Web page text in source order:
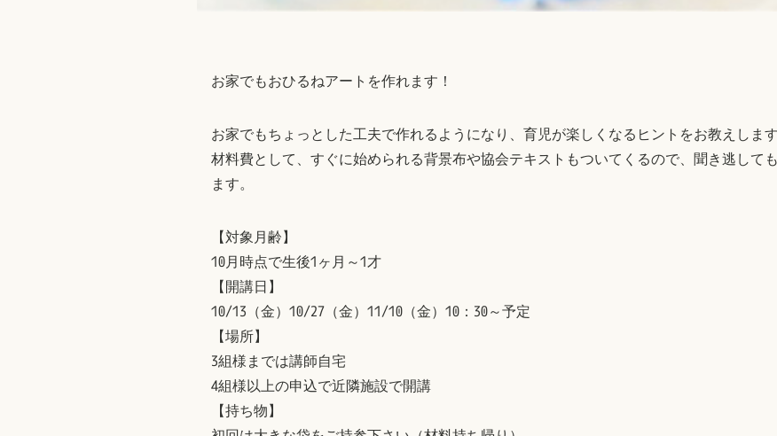
お家でもおひるねアートを作れます！
お家でもちょっとした工夫で作れるようになり、育児が楽しくなるヒントをお教えします
材料費として、すぐに始められる背景布や協会テキストもついてくるので、聞き逃して
ます。
【対象月齢】
10月時点で生後1ヶ月～1才
【開講日】
10/13（金）10/27（金）11/10（金）10：30～予定
【場所】
3組様までは講師自宅
4組様以上の申込で近隣施設で開講
【持ち物】